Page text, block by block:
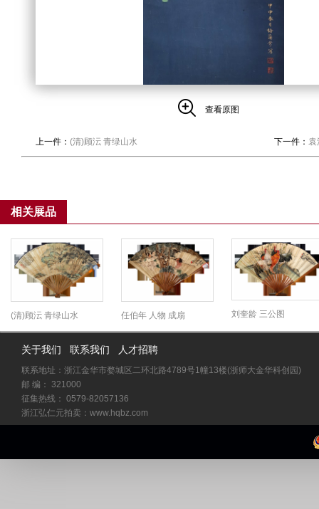
查看原图
上一件： (清)顾沄 青绿山水 下一件： 袁
相关展品
(清)顾沄 青绿山水 任伯年 人物 成扇 刘奎龄 三公图
关于我们 联系我们 人才招聘
联系地址：浙江金华市婺城区二环北路4789号1幢13楼(浙师大金华科创园)
邮 编： 321000
征集热线： 0579-82057136
浙江弘仁元拍卖：www.hqbz.com